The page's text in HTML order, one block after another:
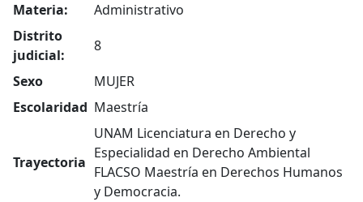
Materia:
Administrativo
Distrito
judicial:
8
Sexo
MUJER
Escolaridad Maestría
Trayectoria
UNAM Licenciatura en Derecho y
Especialidad en Derecho Ambiental
FLACSO Maestría en Derechos Humanos
y Democracia.